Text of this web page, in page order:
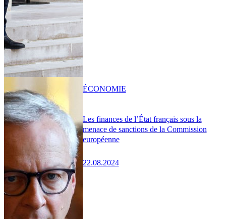
Les finances de l’État français sous la
menace de sanctions de la Commission
européenne
22.08.2024
ÉCONOMIE